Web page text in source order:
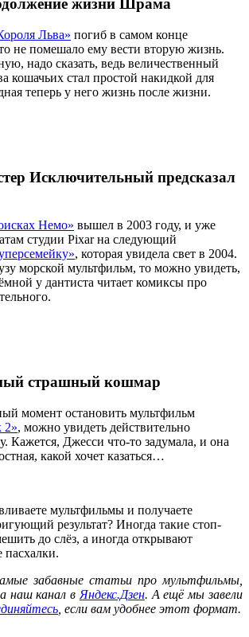
жизни Шрама
Льва» погиб в самом конце
не помешало ему вести вторую жизнь.
надо сказать, ведь величественный
кошачьих стал простой накидкой для
теперь у него жизнь после жизни.
Исключительный предсказал
Немо» вышел в 2003 году, и уже
студии Pixar на следующий
, которая увидела свет в 2004.
морской мультфильм, то можно увидеть,
у дантиста читает комиксы про
страшный кошмар
момент остановить мультфильм
2», можно увидеть действительно
Кажется, Джесси что-то задумала, и она
какой хочет казаться…
мультфильмы и получаете
результат? Иногда такие стоп-
до слёз, а иногда открывают
забавные статьи про мультфильмы,
наш канал в Яндекс.Дзен. А ещё мы завели
, если вам удобнее этот формат.